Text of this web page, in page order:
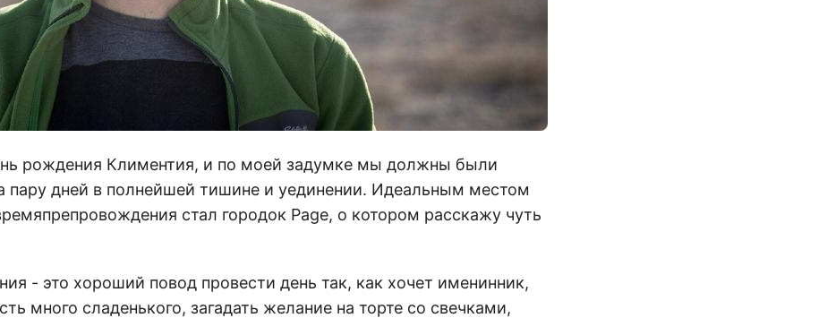
рождения Климентия, и по моей задумке мы должны были
пару дней в полнейшей тишине и уединении. Идеальным местом
стал городок Page, о котором расскажу чуть
- это хороший повод провести день так, как хочет именинник,
много сладенького, загадать желание на торте со свечками,